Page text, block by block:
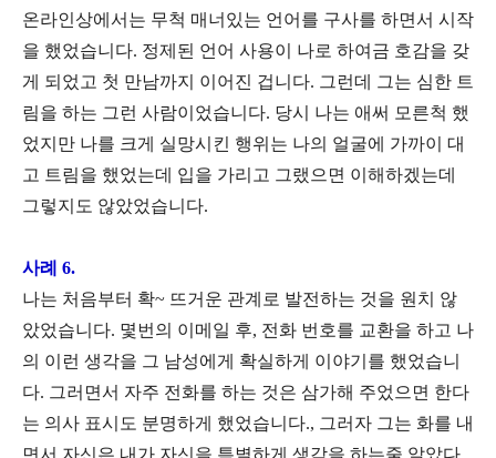
온라인상에서는 무척 매너있는 언어를 구사를 하면서 시작
을 했었습니다. 정제된 언어 사용이 나로 하여금 호감을 갖
게 되었고 첫 만남까지 이어진 겁니다. 그런데 그는 심한 트
림을 하는 그런 사람이었습니다. 당시 나는 애써 모른척 했
었지만 나를 크게 실망시킨 행위는 나의 얼굴에 가까이 대
고 트림을 했었는데 입을 가리고 그랬으면 이해하겠는데
그렇지도 않았었습니다.
사례 6.
나는 처음부터 확~ 뜨거운 관계로 발전하는 것을 원치 않
았었습니다. 몇번의 이메일 후, 전화 번호를 교환을 하고 나
의 이런 생각을 그 남성에게 확실하게 이야기를 했었습니
다. 그러면서 자주 전화를 하는 것은 삼가해 주었으면 한다
는 의사 표시도 분명하게 했었습니다., 그러자 그는 화를 내